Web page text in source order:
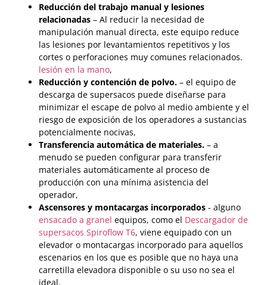
Reducción del trabajo manual y lesiones
relacionadas – Al reducir la necesidad de
manipulación manual directa, este equipo reduce
las lesiones por levantamientos repetitivos y los
cortes o perforaciones muy comunes relacionados.
lesión en la mano,
Reducción y contención de polvo. – el equipo de
descarga de supersacos puede diseñarse para
minimizar el escape de polvo al medio ambiente y el
riesgo de exposición de los operadores a sustancias
potencialmente nocivas,
Transferencia automática de materiales. – a
menudo se pueden configurar para transferir
materiales automáticamente al proceso de
producción con una mínima asistencia del
operador,
Ascensores y montacargas incorporados - alguno
ensacado a granel equipos, como el Descargador de
supersacos Spiroflow T6, viene equipado con un
elevador o montacargas incorporado para aquellos
escenarios en los que es posible que no haya una
carretilla elevadora disponible o su uso no sea el
ideal.